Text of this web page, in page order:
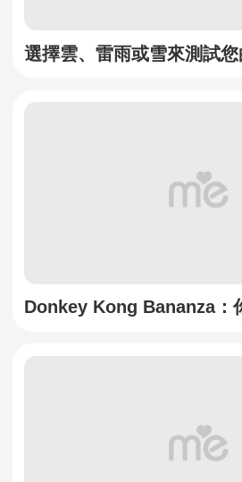
選擇雲、雷雨或雪來測試您
Donkey Kong Bananza：